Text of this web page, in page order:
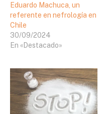
Eduardo Machuca, un
referente en nefrología en
Chile
30/09/2024
En «Destacado»